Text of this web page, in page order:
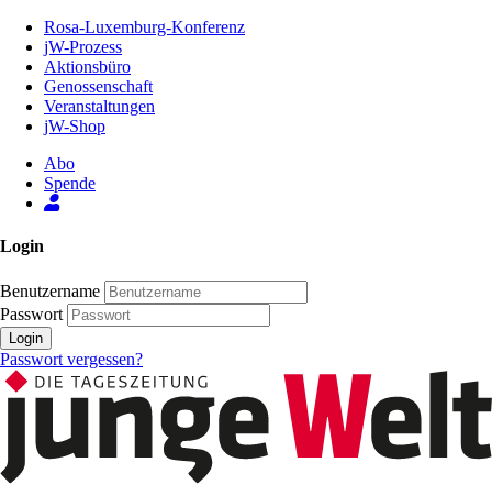
Inhalt
Seite
Rosa-Luxemburg-Konferenz
jW-Prozess
Aktionsbüro
Genossenschaft
Veranstaltungen
jW-Shop
Abo
Spende
Login
Benutzername
Passwort
Login
Passwort vergessen?